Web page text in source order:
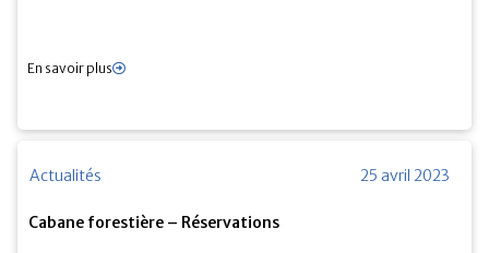
En savoir plus
Actualités 25 avril 2023
Cabane forestière – Réservations